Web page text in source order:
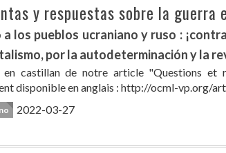
y respuestas sobre la guerra
los pueblos ucraniano y ruso :
por la autodeterminación y la
en castillan de notre article "Questions et
disponible en anglais : http://ocml-vp.org/
2022-03-27